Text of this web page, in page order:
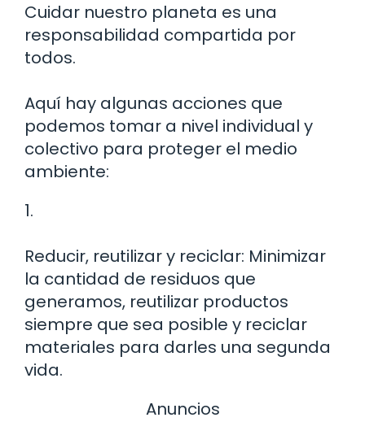
Cuidar nuestro planeta es una
responsabilidad compartida por
todos.
Aquí hay algunas acciones que
podemos tomar a nivel individual y
colectivo para proteger el medio
ambiente:
1.
Reducir, reutilizar y reciclar: Minimizar
la cantidad de residuos que
generamos, reutilizar productos
siempre que sea posible y reciclar
materiales para darles una segunda
vida.
Anuncios